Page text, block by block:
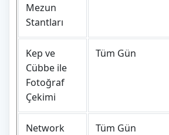
Mezun
Stantları
Kep ve
Cübbe ile
Fotoğraf
Çekimi
Tüm Gün
Network
Tüm Gün